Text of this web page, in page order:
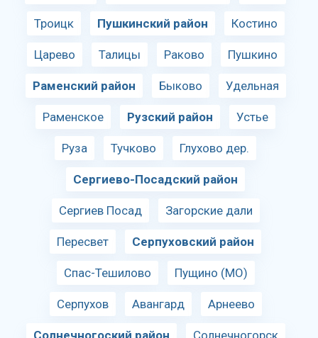
Троицк Пушкинский район Костино
Царево Талицы Раково Пушкино
Раменский район Быково Удельная
Раменское Рузский район Устье
Руза Тучково Глухово дер.
Сергиево-Посадский район
Сергиев Посад Загорские дали
Пересвет Серпуховский район
Спас-Тешилово Пущино (МО)
Серпухов Авангард Арнеево
Солнечногоский район Солнечногорск